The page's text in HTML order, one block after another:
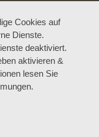
Cookies auf
Dienste.
deaktiviert.
aktivieren &
lesen Sie